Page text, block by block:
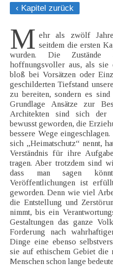
‹ Kapitel zurück
M ehr als zwölf
seitdem die ersten
wurden. Die Zustände
hoffnungsvoller aus, als sie
bloß bei Vorsätzen oder
geschilderten Tiefstand
zu bereiten, sondern es
Grundlage Ansätze zur
Architekten sind sich der
bewusst geworden, die
bessere Wege
sich „Heimatschutz“ nennt,
Verständnis für ihre
tragen. Aber trotzdem sind
dass man sagen
Veröffentlichungen ist
geworden. Denn wie viel
die Entstellung und
nimmt, bis ein
Gestaltungen das ganze
Forderung nach
Dinge eine ebenso
sie auf ethischem Gebiet die
Menschen schon lange